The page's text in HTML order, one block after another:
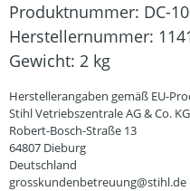
Produktnummer: DC-
Herstellernummer:
Gewicht: 2 kg
Herstellerangaben gemäß EU-
Stihl Vetriebszentrale AG & Co. KG
Robert-Bosch-Straße 13
64807 Dieburg
Deutschland
grosskundenbetreuung@stihl.de